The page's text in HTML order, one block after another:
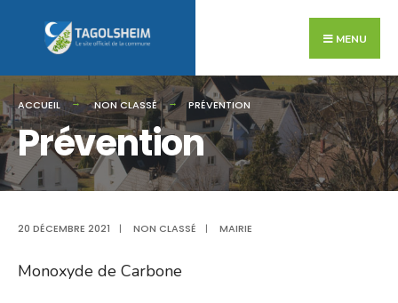
MENU
ACCUEIL NON CLASSÉ PRÉVENTION
Prévention
20 DÉCEMBRE 2021 | NON CLASSÉ | MAIRIE
Monoxyde de Carbone
for: